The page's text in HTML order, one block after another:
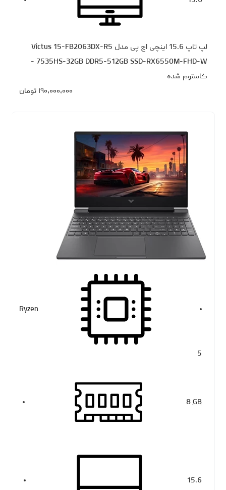
لپ تاپ 15.6 اینچی اچ‌ پی مدل Victus 15-FB2063DX-R5
7535HS-32GB DDR5-512GB SSD-RX6550M-FHD-W -
کاستوم شده
۱۹۰،۰۰۰،۰۰۰ تومان
Ryzen
5
8GB
15.6